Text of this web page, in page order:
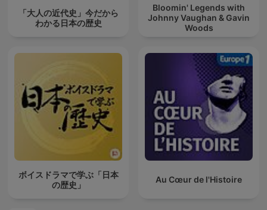
「大人の近代史」今だから
わかる日本の歴史
Bloomin' Legends with
Johnny Vaughan & Gavin
Woods
ボイスドラマで学ぶ「日本
の歴史」
Au Cœur de l'Histoire